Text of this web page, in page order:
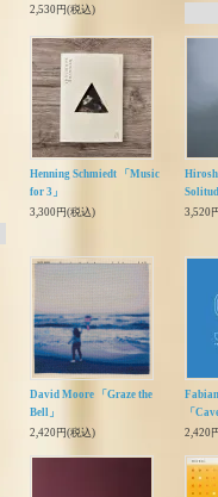
2,530円(税込)
Henning Schmiedt 「Music
for 3」
3,300円(税込)
3,520
David Moore 「Graze the
Bell」
2,420円(税込)
「
2,420